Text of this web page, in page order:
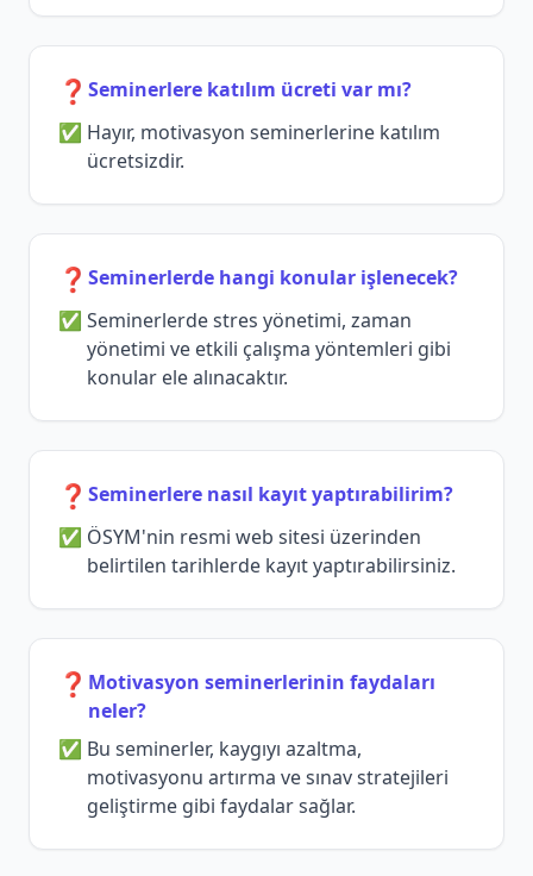
❓ Seminerlere katılım ücreti var mı?
Hayır, motivasyon seminerlerine katılım
ücretsizdir.
❓ Seminerlerde hangi konular işlenecek?
Seminerlerde stres yönetimi, zaman
yönetimi ve etkili çalışma yöntemleri gibi
konular ele alınacaktır.
❓ Seminerlere nasıl kayıt yaptırabilirim?
ÖSYM'nin resmi web sitesi üzerinden
belirtilen tarihlerde kayıt yaptırabilirsiniz.
❓ Motivasyon seminerlerinin faydaları
neler?
Bu seminerler, kaygıyı azaltma,
motivasyonu artırma ve sınav stratejileri
geliştirme gibi faydalar sağlar.